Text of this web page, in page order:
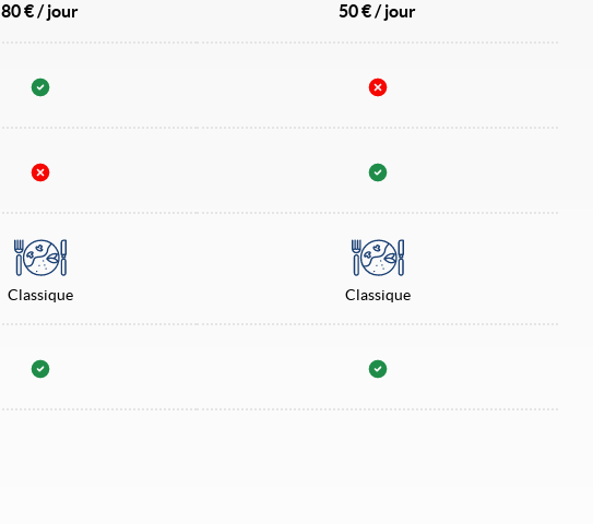
80 € / jour 50 € / jour
Classique Classique